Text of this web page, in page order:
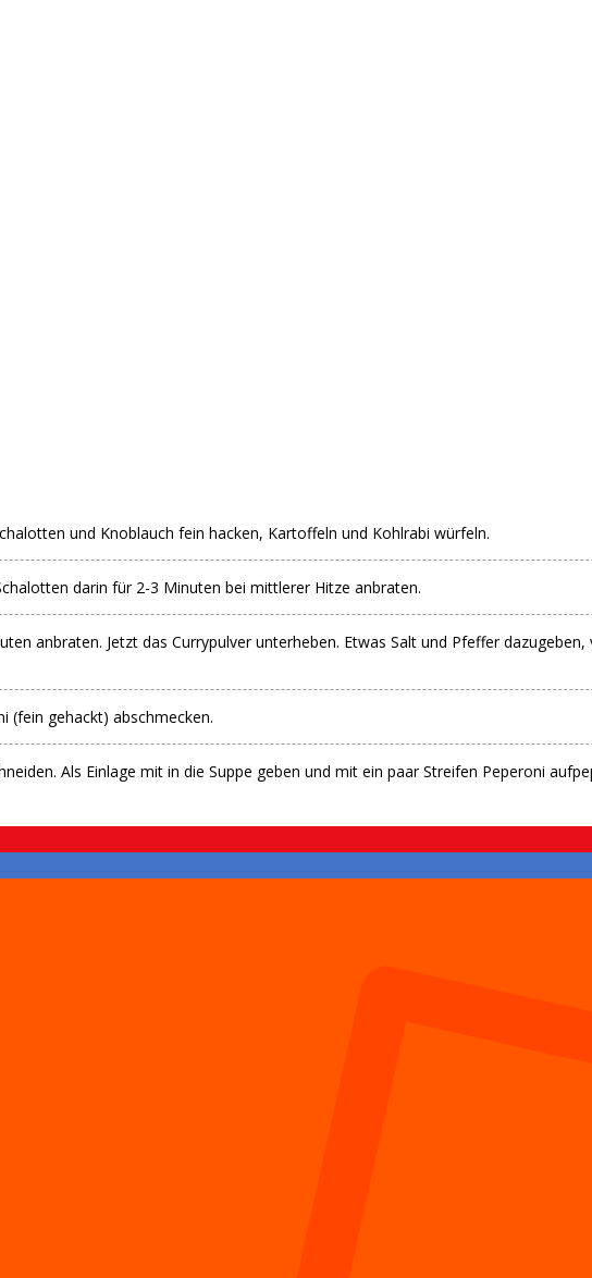
und Knoblauch fein hacken, Kartoffeln und Kohlrabi würfeln.
darin für 2-3 Minuten bei mittlerer Hitze anbraten.
anbraten. Jetzt das Currypulver unterheben. Etwas Salt und Pfeffer
(fein gehackt) abschmecken.
Als Einlage mit in die Suppe geben und mit ein paar Streifen Peperoni